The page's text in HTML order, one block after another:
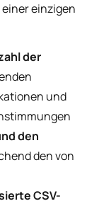
einzigen
der
und
den
den von
CSV-